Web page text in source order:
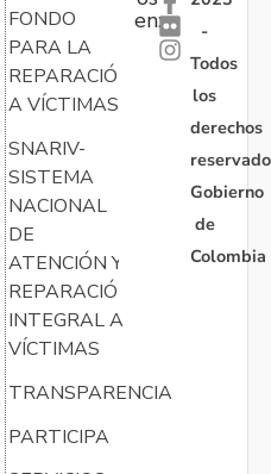
FONDO
PARA LA
REPARACIÓN
A VÍCTIMAS
SNARIV-
SISTEMA
NACIONAL
DE
ATENCIÓN Y
REPARACIÓN
INTEGRAL A
VÍCTIMAS
TRANSPARENCIA
PARTICIPA
en:
-
Todos
los
derechos
Gobierno
de
Colombia